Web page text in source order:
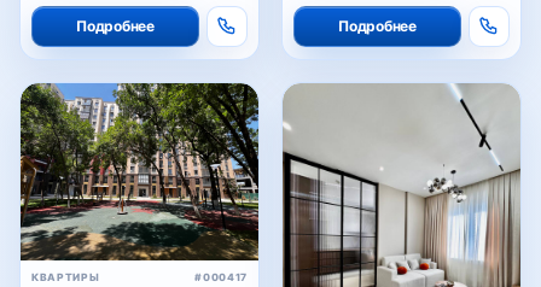
Подробнее Подробнее
КВАРТИРЫ #000417